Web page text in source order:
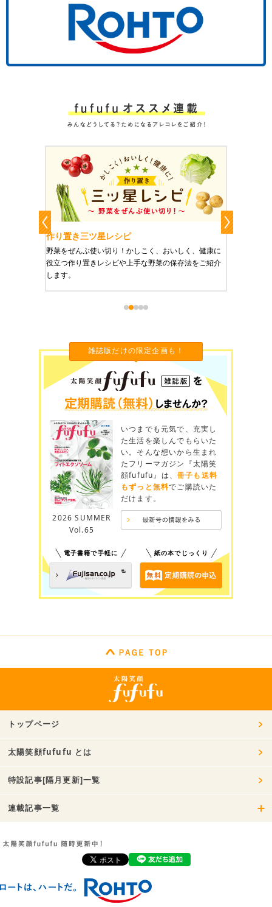
作り置き三ツ星レシピ
野菜をぜんぶ使い切り！かしこく、おいしく、健康に
役立つ作り置きレシピや上手な野菜の保存法をご紹介
します。
雑誌版だけの限定企画も！
2026 SUMMER
Vol.65
いつまでも元気で、充実し
た生活を楽しんでもらいた
い。そんな想いから生まれ
たフリーマガジン『太陽笑
顔fufufu』は、 冊子も送料
もずっと無料でご購読いた
だけます。
電子書籍で手軽に 紙の本でじっくり
トップページ
太陽笑顔fufufu とは
特設記事[隔月更新]一覧
連載記事一覧